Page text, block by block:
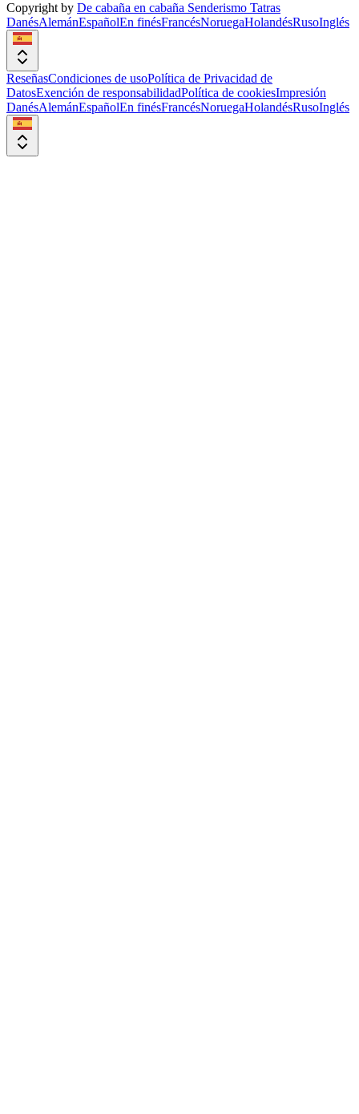
Copyright by De cabaña en cabaña Senderismo Tatras
DanésAlemánEspañolEn finésFrancésNoruegaHolandésRusoInglés
ReseñasCondiciones de usoPolítica de Privacidad de
DatosExención de responsabilidadPolítica de cookiesImpresión
DanésAlemánEspañolEn finésFrancésNoruegaHolandésRusoInglés